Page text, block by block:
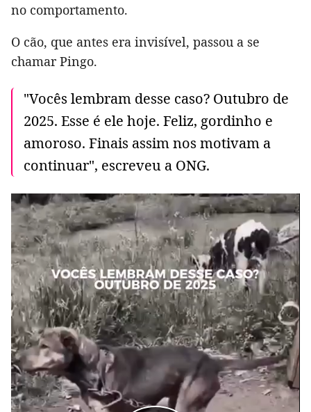
no comportamento.
O cão, que antes era invisível, passou a se
chamar Pingo.
"Vocês lembram desse caso? Outubro de
2025. Esse é ele hoje. Feliz, gordinho e
amoroso. Finais assim nos motivam a
continuar", escreveu a ONG.